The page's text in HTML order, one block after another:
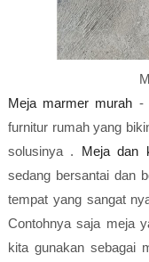
Meja marmer murah -
furnitur rumah yang
solusinya . Meja dan
sedang bersantai dan
tempat yang sangat
Contohnya saja meja
kita gunakan sebagai